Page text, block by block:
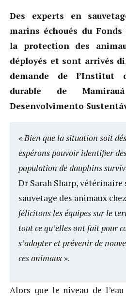
Des experts en
marins échoués du
la protection des
déployés et sont arrivés
demande de l’Institut
durable de
Desenvolvimento
«Bien que la situation soit
espérons pouvoir identifier
population de dauphins
Dr Sarah Sharp,
sauvetage des animaux
félicitons les équipes sur le
tout ce qu’elles ont fait pour
s’adapter et prévenir de
ces animaux».
Alors que le niveau de